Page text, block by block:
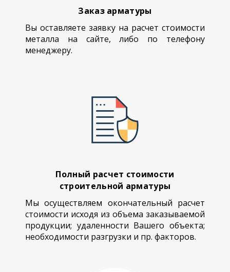
Заказ арматуры
Вы оставляете заявку на расчет стоимости
металла на сайте, либо по телефону
менеджеру.
Полный расчет стоимости
строительной арматуры
Мы осуществляем окончательный расчет
стоимости исходя из объема заказываемой
продукции; удаленности Вашего объекта;
необходимости разгрузки и пр. факторов.